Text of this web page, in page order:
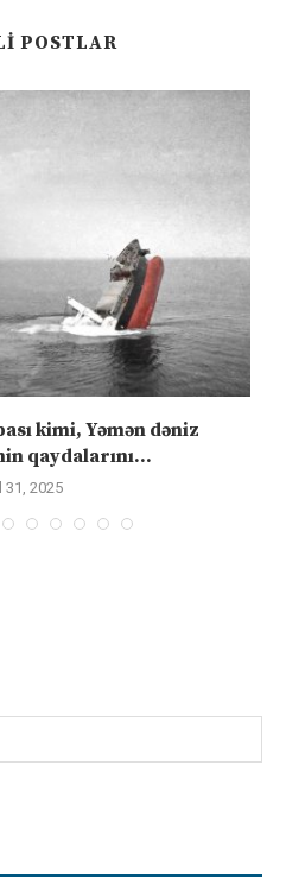
POSTLAR
kimi, Yəmən dəniz
qaydalarını...
31, 2025